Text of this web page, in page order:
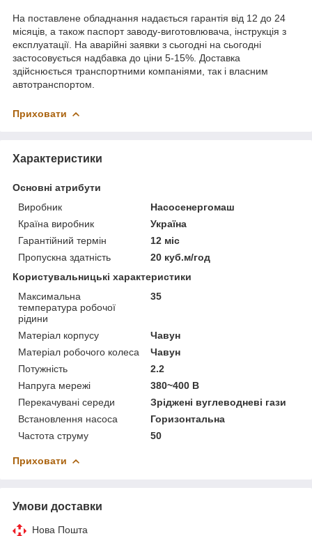
На поставлене обладнання надається гарантія від 12 до 24
місяців, а також паспорт заводу-виготовлювача, інструкція з
експлуатації. На аварійні заявки з сьогодні на сьогодні
застосовується надбавка до ціни 5-15%. Доставка
здійснюється транспортними компаніями, так і власним
автотранспортом.
Приховати
Характеристики
Основні атрибути
Виробник
Насосенергомаш
Країна виробник
Україна
Гарантійний термін
12 міс
Пропускна здатність
20 куб.м/год
Користувальницькі характеристики
Максимальна
температура робочої
рідини
35
Матеріал корпусу
Чавун
Матеріал робочого колеса
Чавун
Потужність
2.2
Напруга мережі
380~400 В
Перекачувані середи
Зріджені вуглеводневі гази
Встановлення насоса
Горизонтальна
Частота струму
50
Приховати
Умови доставки
Нова Пошта